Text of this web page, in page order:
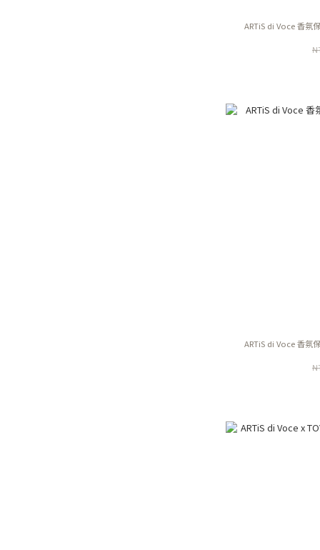
ARTiS di Voce 香氛
ARTiS di Voce 香氛